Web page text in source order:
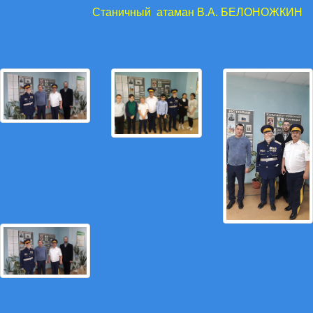
Станичный атаман В.А. БЕЛОНОЖКИН